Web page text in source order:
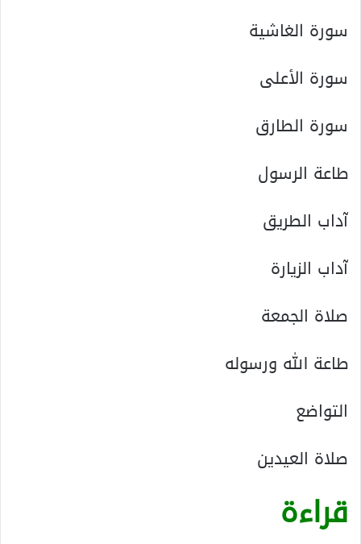
سورة الغاشية
سورة الأعلى
سورة الطارق
طاعة الرسول
آداب الطريق
آداب الزيارة
صلاة الجمعة
طاعة الله ورسوله
التواضع
صلاة العيدين
قراءة